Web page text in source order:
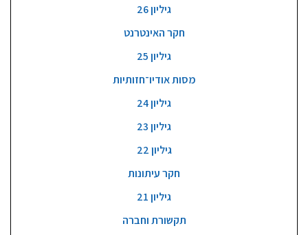
גיליון 26
חקר האינטרנט
גיליון 25
מסות אודיו־חזותיות
גיליון 24
גיליון 23
גיליון 22
חקר עיתונות
גיליון 21
תקשורת וחברה